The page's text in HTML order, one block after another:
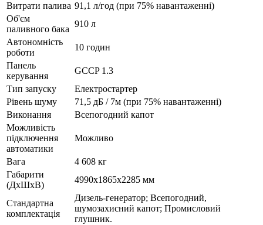
Витрати палива 91,1 л/год (при 75% навантаженні)
Об'єм
паливного бака
910 л
Автономність
роботи
10 годин
Панель
керування
GCCP 1.3
Тип запуску
Електростартер
Рівень шуму
71,5 дБ / 7м (при 75% навантаженні)
Виконання
Всепогодний капот
Можливість
підключення
автоматики
Можливо
Вага
4 608 кг
Габарити
(ДхШхВ)
4990х1865х2285 мм
Стандартна
комплектація
Дизель-генератор; Всепогодний,
шумозахисний капот; Промисловий
глушник.